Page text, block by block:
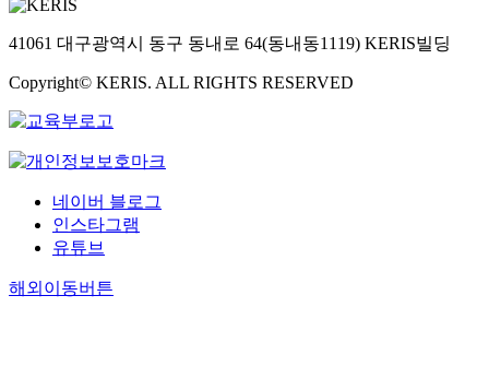
41061 대구광역시 동구 동내로 64(동내동1119) KERIS빌딩
Copyright© KERIS. ALL RIGHTS RESERVED
네이버 블로그
인스타그램
유튜브
해외이동버튼